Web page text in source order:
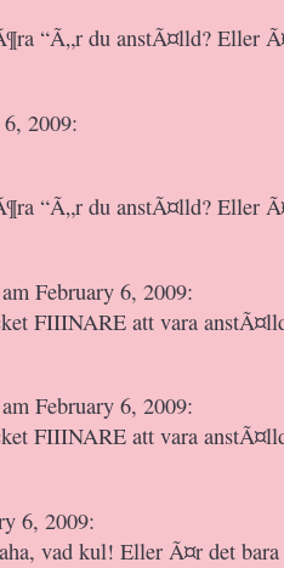
“Ã„r du anstÃ¤lld? Eller
2009:
“Ã„r du anstÃ¤lld? Eller
February 6, 2009:
FIIINARE att vara
February 6, 2009:
FIIINARE att vara
6, 2009:
vad kul! Eller Ã¤r det